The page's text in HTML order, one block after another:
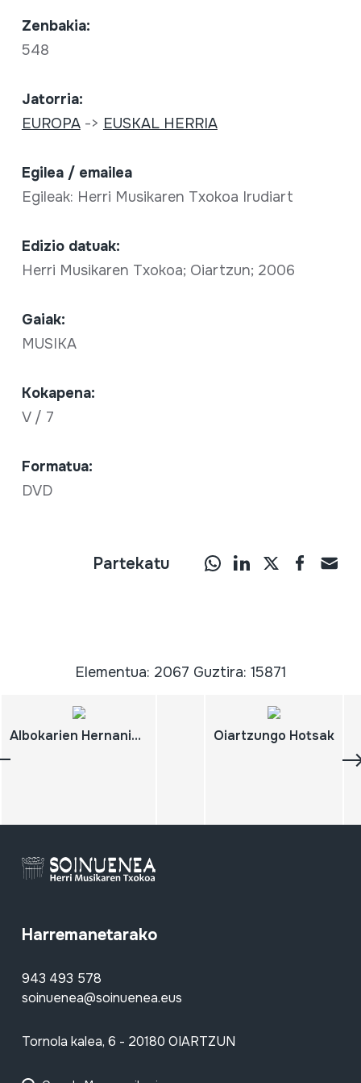
Zenbakia:
548
Jatorria:
EUROPA-> EUSKAL HERRIA
Egilea / emailea
Egileak: Herri Musikaren Txokoa Irudiart
Edizio datuak:
Herri Musikaren Txokoa; Oiartzun; 2006
Gaiak:
MUSIKA
Kokapena:
V / 7
Formatua:
DVD
Partekatu
Elementua: 2067 Guztira: 15871
Albokarien Hernaniko 14. Topaketa. Hernani. 2007-11-18 Herri Musikaren 6. Jardunaldiak. Oiartzun, 2007-11-17. Igandeko erromeria. Usurbilgo Alboka Taldea. Hernani. 2007-11-18 Oiartzungo Hotsak
Harremanetarako
943 493 578
soinuenea@soinuenea.eus
Tornola kalea, 6 - 20180 OIARTZUN